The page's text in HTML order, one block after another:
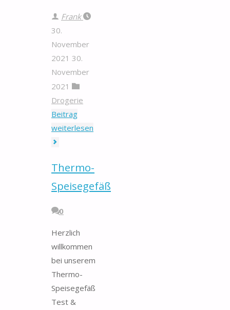
Frank
30.
November
2021 30.
November
2021
Drogerie
Beitrag
weiterlesen
Thermo-
Speisegefäß
0
Herzlich
willkommen
bei unserem
Thermo-
Speisegefäß
Test &